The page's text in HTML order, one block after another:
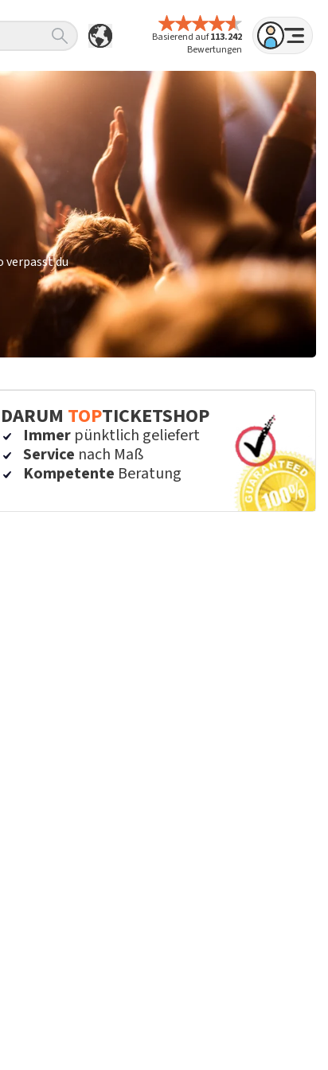
Basierend auf113.242
Bewertungen
verpasst du
DARUM TOPTICKETSHOP
Immer pünktlich geliefert
Service nach Maß
Kompetente Beratung